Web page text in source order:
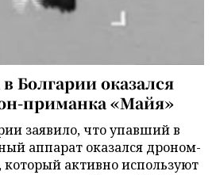
Болгарии оказался
приманка «Майя»
заявило, что упавший в
аппарат оказался дроном-
активно используют